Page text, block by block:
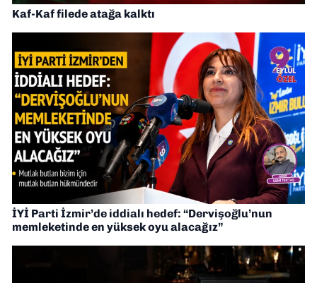
Kaf-Kaf filede atağa kalktı
İYİ Parti İzmir’de iddialı hedef: “Dervişoğlu’nun
memleketinde en yüksek oyu alacağız”